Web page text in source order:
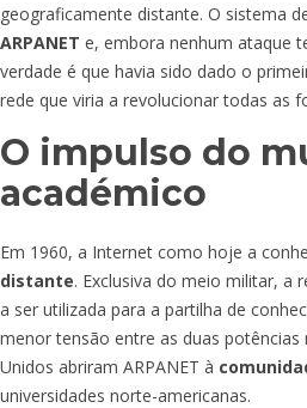
geograficamente distante. O sistema
ARPANET e, embora nenhum ataque
verdade é que havia sido dado o
rede que viria a revolucionar todas as
O impulso do
académico
Em 1960, a Internet como hoje a
distante. Exclusiva do meio militar, a
a ser utilizada para a partilha de
menor tensão entre as duas potências
Unidos abriram ARPANET à
universidades norte-americanas.